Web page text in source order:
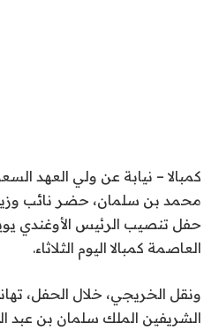
كمبالا – نيابة عن ولي العهد
محمد بن سلمان، حضر نائب
حفل تنصيب الرئيس الأوغندي
العاصمة كمبالا اليوم الثلاثاء.
ونقل الخريجي، خلال الحفل،
الشريفين الملك سلمان بن عبد